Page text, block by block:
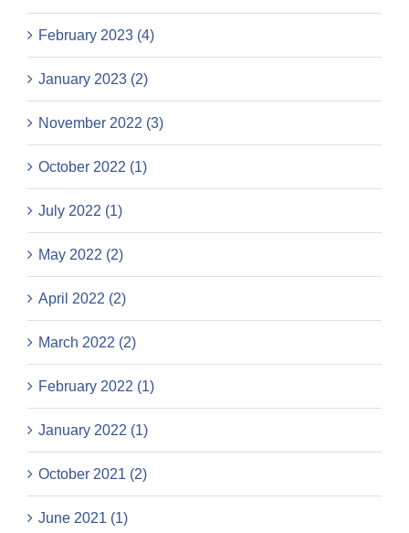
February 2023 (4)
January 2023 (2)
November 2022 (3)
October 2022 (1)
July 2022 (1)
May 2022 (2)
April 2022 (2)
March 2022 (2)
February 2022 (1)
January 2022 (1)
October 2021 (2)
June 2021 (1)